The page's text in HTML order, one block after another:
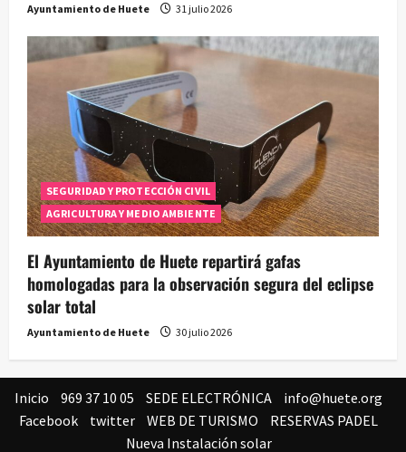
Ayuntamiento de Huete 31 julio 2026
SEGURIDAD Y PROTECCIÓN CIVIL
AGRICULTURA Y MEDIO AMBIENTE
El Ayuntamiento de Huete repartirá gafas
homologadas para la observación segura del eclipse
solar total
Ayuntamiento de Huete 30 julio 2026
Inicio 969 37 10 05 SEDE ELECTRÓNICA
info@huete.org
Facebook
twitter WEB DE TURISMO
RESERVAS PADEL
Nueva Instalación solar